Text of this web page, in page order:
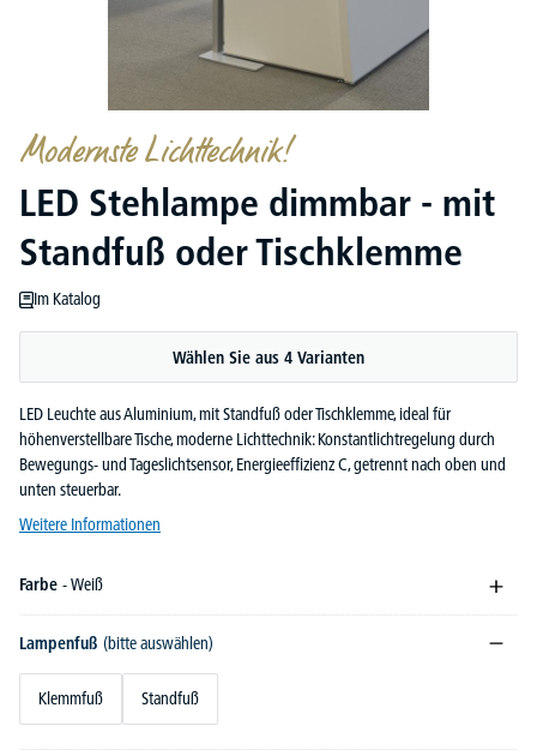
Modernste Lichttechnik!
LED Stehlampe dimmbar - mit
Standfuß oder Tischklemme
Im Katalog
Wählen Sie aus 4 Varianten
LED Leuchte aus Aluminium, mit Standfuß oder Tischklemme, ideal für
höhenverstellbare Tische, moderne Lichttechnik: Konstantlichtregelung durch
Bewegungs- und Tageslichtsensor, Energieeffizienz C, getrennt nach oben und
unten steuerbar.
Weitere Informationen
Farbe - Weiß
Lampenfuß (bitte auswählen)
Klemmfuß Standfuß